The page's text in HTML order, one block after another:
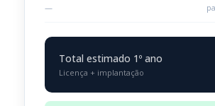
—
Total estimado 1º ano
Licença + implantação